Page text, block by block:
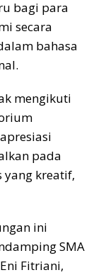
bagi para
secara
bahasa
mengikuti
pada
yang kreatif,
ini
SMA
Fitriani,